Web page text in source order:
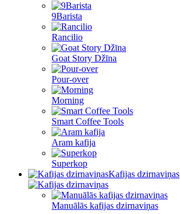
9Barista
Rancilio
Goat Story Džīna
Pour-over
Morning
Smart Coffee Tools
Aram kafija
Superkop
Kafijas dzirnaviņas
Manuālās kafijas dzirnaviņas